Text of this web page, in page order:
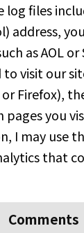
files
address,
as AOL
visit our
Firefox),
pages you
I may use
that
Comments